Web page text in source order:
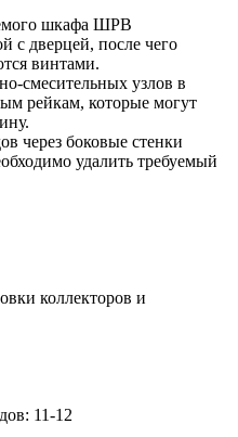
шкафа ШРВ
с дверцей, после чего
винтами.
смесительных узлов в
рейкам, которые могут
через боковые стенки
удалить требуемый
коллекторов и
11-12